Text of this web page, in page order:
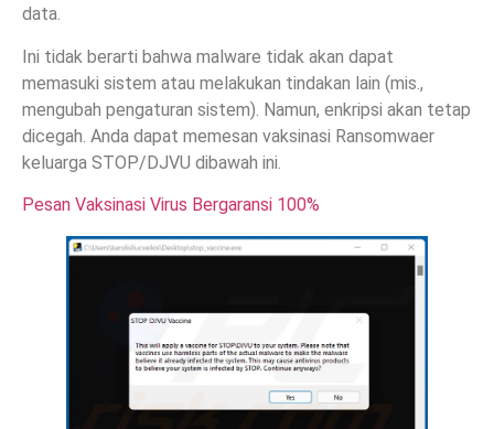
data.
Ini tidak berarti bahwa malware tidak akan dapat
memasuki sistem atau melakukan tindakan lain (mis.,
mengubah pengaturan sistem). Namun, enkripsi akan tetap
dicegah. Anda dapat memesan vaksinasi Ransomwaer
keluarga STOP/DJVU dibawah ini.
Pesan Vaksinasi Virus Bergaransi 100%